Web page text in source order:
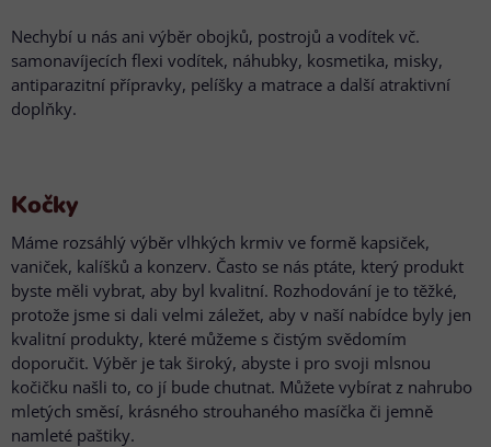
Nechybí u nás ani výběr obojků, postrojů a vodítek vč.
samonavíjecích flexi vodítek, náhubky, kosmetika, misky,
antiparazitní přípravky, pelíšky a matrace a další atraktivní
doplňky.
Kočky
Máme rozsáhlý výběr vlhkých krmiv ve formě kapsiček,
vaniček, kalíšků a konzerv. Často se nás ptáte, který produkt
byste měli vybrat, aby byl kvalitní. Rozhodování je to těžké,
protože jsme si dali velmi záležet, aby v naší nabídce byly jen
kvalitní produkty, které můžeme s čistým svědomím
doporučit. Výběr je tak široký, abyste i pro svoji mlsnou
kočičku našli to, co jí bude chutnat. Můžete vybírat z nahrubo
mletých směsí, krásného strouhaného masíčka či jemně
namleté paštiky.